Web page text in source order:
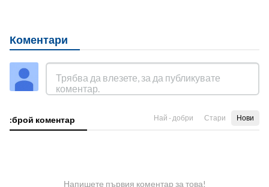
Коментари
:брой коментар Най - добри Стари Нови
Напишете първия коментар за това!